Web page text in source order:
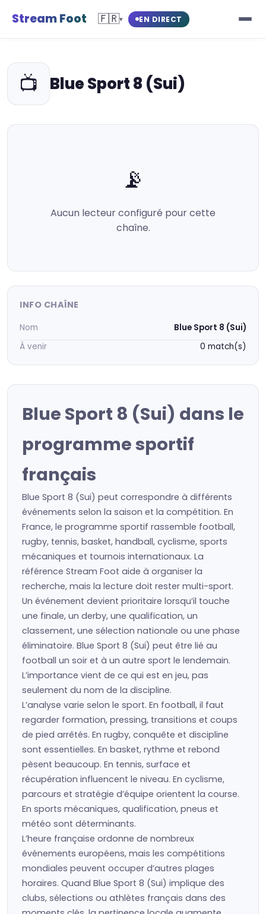
Stream Foot 🇫🇷▾ EN DIRECT
📺 Blue Sport 8 (Sui)
📡
Aucun lecteur configuré pour cette
chaîne.
INFO CHAÎNE
Nom
Blue Sport 8 (Sui)
À venir
0 match(s)
Blue Sport 8 (Sui) dans le
programme sportif
français
Blue Sport 8 (Sui) peut correspondre à différents
événements selon la saison et la compétition. En
France, le programme sportif rassemble football,
rugby, tennis, basket, handball, cyclisme, sports
mécaniques et tournois internationaux. La
référence Stream Foot aide à organiser la
recherche, mais la lecture doit rester multi-sport.
Un événement devient prioritaire lorsqu’il touche
une finale, un derby, une qualification, un
classement, une sélection nationale ou une phase
éliminatoire. Blue Sport 8 (Sui) peut être lié au
football un soir et à un autre sport le lendemain.
L’importance vient de ce qui est en jeu, pas
seulement du nom de la discipline.
L’analyse varie selon le sport. En football, il faut
regarder formation, pressing, transitions et coups
de pied arrêtés. En rugby, conquête et discipline
sont essentielles. En basket, rythme et rebond
pèsent beaucoup. En tennis, surface et
récupération influencent le niveau. En cyclisme,
parcours et stratégie d’équipe orientent la course.
En sports mécaniques, qualification, pneus et
météo sont déterminants.
L’heure française ordonne de nombreux
événements européens, mais les compétitions
mondiales peuvent occuper d’autres plages
horaires. Quand Blue Sport 8 (Sui) implique des
clubs, sélections ou athlètes français dans des